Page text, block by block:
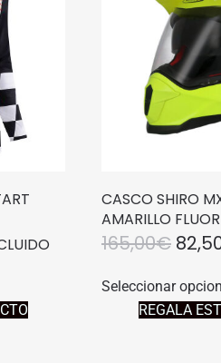
CASCO SHIRO
AMARILLO FLUOR
165,00€ EL
ERA:
Seleccionar
REGALA